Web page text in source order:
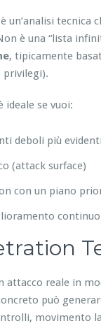
è un’analisi tecnica
è una “lista
, tipicamente
ideale se vuoi:
deboli più
(attack surface)
con un piano
attacco reale in
può
movimento